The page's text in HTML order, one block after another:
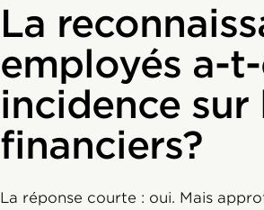
La
employés a-
incidence sur
financiers?
La réponse courte : oui. Mais